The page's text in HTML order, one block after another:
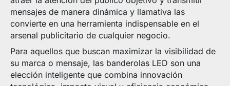
mensajes de manera dinámica y llamativa las
convierte en una herramienta indispensable en el
arsenal publicitario de cualquier negocio.
Para aquellos que buscan maximizar la visibilidad de
su marca o mensaje, las banderolas LED son una
elección inteligente que combina innovación